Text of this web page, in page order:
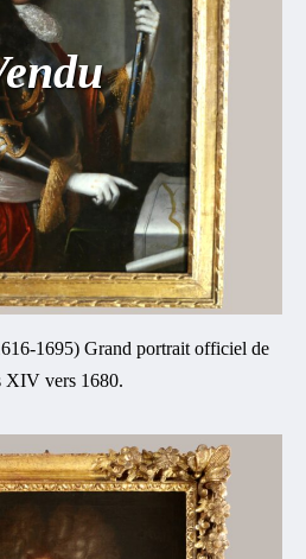
1695) Grand portrait officiel de
XIV vers 1680.